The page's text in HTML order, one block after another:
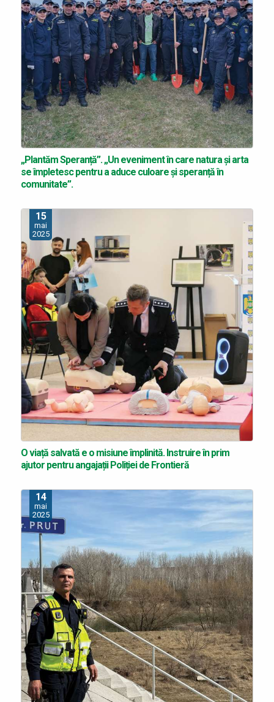
„Plantăm Speranță”. „Un eveniment în care natura și arta
se împletesc pentru a aduce culoare și speranță în
comunitate”.
15
mai
2025
O viață salvată e o misiune împlinită. Instruire în prim
ajutor pentru angajații Poliției de Frontieră
14
mai
2025